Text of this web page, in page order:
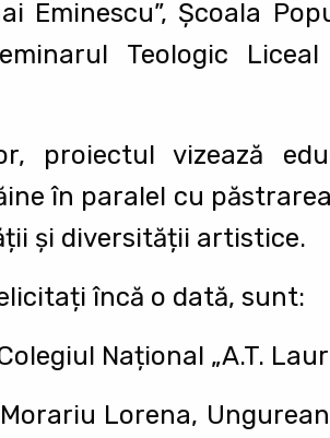
Eminescu”, Școala
Teologic Liceal
proiectul vizează
în paralel cu
și diversității artistice.
încă o dată, sunt:
Național „A.T.
Lorena,